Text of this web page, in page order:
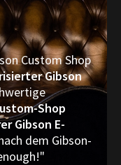
Custom Shop
Gibson
Shop
Gibson E-
dem Gibson-